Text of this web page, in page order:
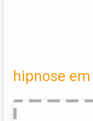
hipnose